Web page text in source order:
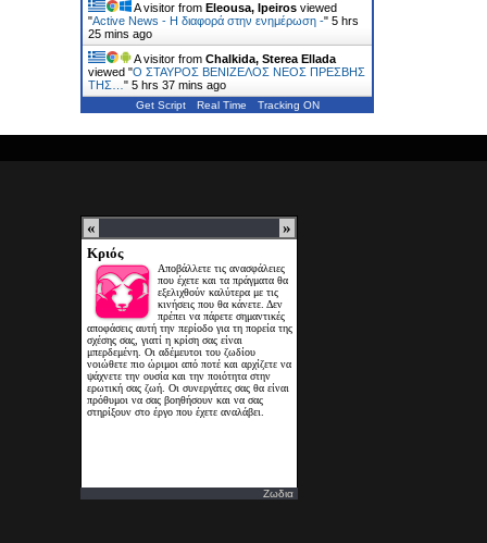
A visitor from Eleousa, Ipeiros viewed
"Active News - Η διαφορά στην ενημέρωση -" 5 hrs
25 mins ago
A visitor from Chalkida, Sterea Ellada
viewed "Ο ΣΤΑΥΡΟΣ ΒΕΝΙΖΕΛΟΣ ΝΕΟΣ ΠΡΕΣΒΗΣ
ΤΗΣ… " 5 hrs 37 mins ago
Get Script Real Time Tracking ON
Ζωδια